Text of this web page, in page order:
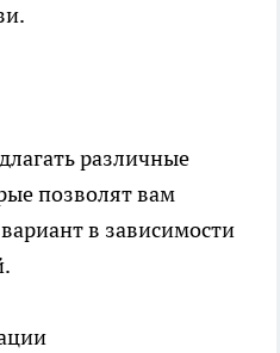
различные
позволят вам
в зависимости